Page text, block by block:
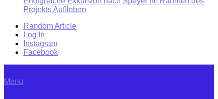
Projekts Auf!leben
Random Article
Log In
Instagram
Facebook
Menu